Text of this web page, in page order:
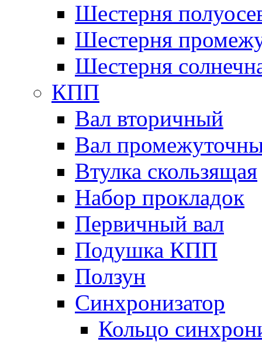
Шестерня
Шестерня
Шестерня
КПП
Вал вторичный
Вал
Втулка скользящая
Набор прокладок
Первичный вал
Подушка КПП
Ползун
Синхронизатор
Кольцо